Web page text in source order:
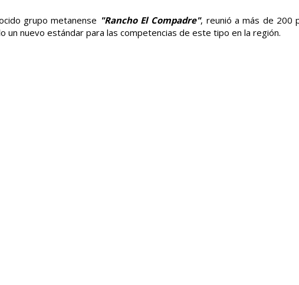
grupo metanense "Rancho El Compadre", reunió a más de 200
un nuevo estándar para las competencias de este tipo en la región.